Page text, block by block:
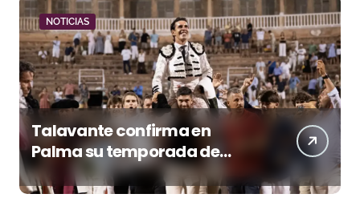
NOTICIAS
Talavante confirma en
Palma su temporada de
figura y el palco niega el
premio a Roca Rey